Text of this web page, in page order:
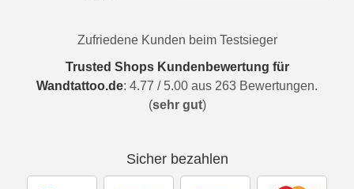
Zufriedene Kunden beim Testsieger
Trusted Shops Kundenbewertung für
Wandtattoo.de: 4.77 / 5.00 aus 263 Bewertungen.
(sehr gut)
Sicher bezahlen